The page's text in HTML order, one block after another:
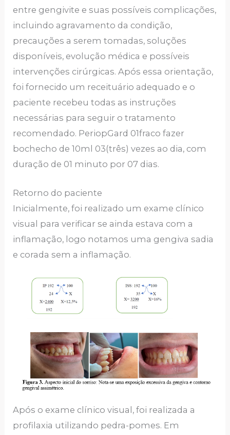
entre gengivite e suas possíveis complicações,
incluindo agravamento da condição,
precauções a serem tomadas, soluções
disponíveis, evolução médica e possíveis
intervenções cirúrgicas. Após essa orientação,
foi fornecido um receituário adequado e o
paciente recebeu todas as instruções
necessárias para seguir o tratamento
recomendado. PeriopGard 01fraco fazer
bochecho de 10ml 03(três) vezes ao dia, com
duração de 01 minuto por 07 dias.
Retorno do paciente
Inicialmente, foi realizado um exame clínico
visual para verificar se ainda estava com a
inflamação, logo notamos uma gengiva sadia
e corada sem a inflamação.
Após o exame clínico visual, foi realizada a
profilaxia utilizando pedra-pomes. Em